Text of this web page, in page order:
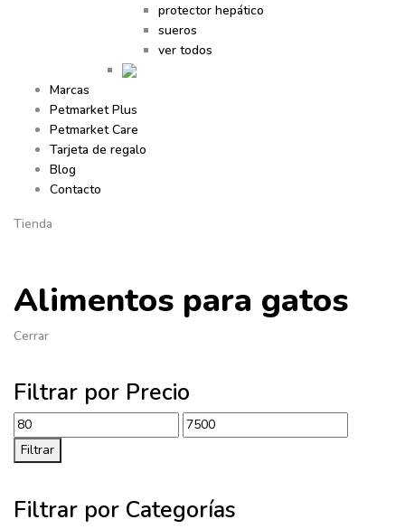
protector hepático
sueros
ver todos
Marcas
Petmarket Plus
Petmarket Care
Tarjeta de regalo
Blog
Contacto
Tienda
Alimentos para gatos
Cerrar
Filtrar por Precio
Precio
mínimo
Precio
máximo
Filtrar
Filtrar por Categorías